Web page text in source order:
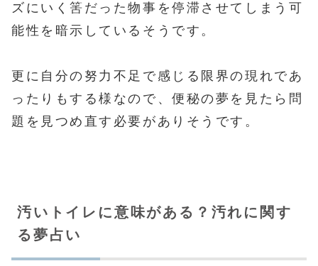
ズにいく筈だった物事を停滞させてしまう可
能性を暗示しているそうです。
更に自分の努力不足で感じる限界の現れであ
ったりもする様なので、便秘の夢を見たら問
題を見つめ直す必要がありそうです。
汚いトイレに意味がある？汚れに関す
る夢占い